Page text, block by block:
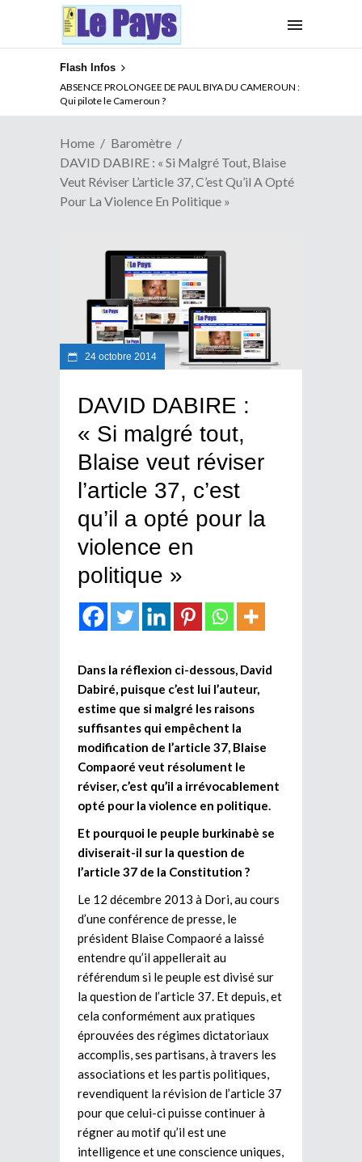
Flash Infos
ABSENCE PROLONGEE DE PAUL BIYA DU CAMEROUN :
Qui pilote le Cameroun ?
Home
Baromètre
DAVID DABIRE : « Si Malgré Tout, Blaise
Veut Réviser L’article 37, C’est Qu’il A Opté
Pour La Violence En Politique »
24 octobre 2014
DAVID DABIRE :
« Si malgré tout,
Blaise veut réviser
l’article 37, c’est
qu’il a opté pour la
violence en
politique »
Dans la réflexion ci-dessous, David
Dabiré, puisque c’est lui l’auteur,
estime que si malgré les raisons
suffisantes qui empêchent la
modification de l’article 37, Blaise
Compaoré veut résolument le
réviser, c’est qu’il a irrévocablement
opté pour la violence en politique.
Et pourquoi le peuple burkinabè se
diviserait-il sur la question de
l’article 37 de la Constitution ?
Le 12 décembre 2013 à Dori, au cours
d’une conférence de presse, le
président Blaise Compaoré a laissé
entendre qu’il appellerait au
référendum si le peuple est divisé sur
la question de l’article 37. Et depuis, et
cela conformément aux pratiques
éprouvées des régimes dictatoriaux
accomplis, ses partisans, à travers les
associations et les partis politiques,
revendiquent la révision de l’article 37
pour que celui-ci puisse continuer à
régner au motif qu’il est une
intelligence et une conscience uniques,